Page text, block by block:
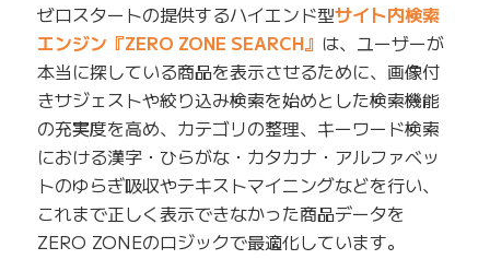
ゼロスタートの提供するハイエンド型サイト内検索
エンジン『ZERO ZONE SEARCH』 は、ユーザーが
本当に探している商品を表示させるために、画像付
きサジェストや絞り込み検索を始めとした検索機能
の充実度を高め、カテゴリの整理、キーワード検索
における漢字・ひらがな・カタカナ・アルファベッ
トのゆらぎ吸収やテキストマイニングなどを行い、
これまで正しく表示できなかった商品データを
ZERO ZONEのロジックで最適化しています。